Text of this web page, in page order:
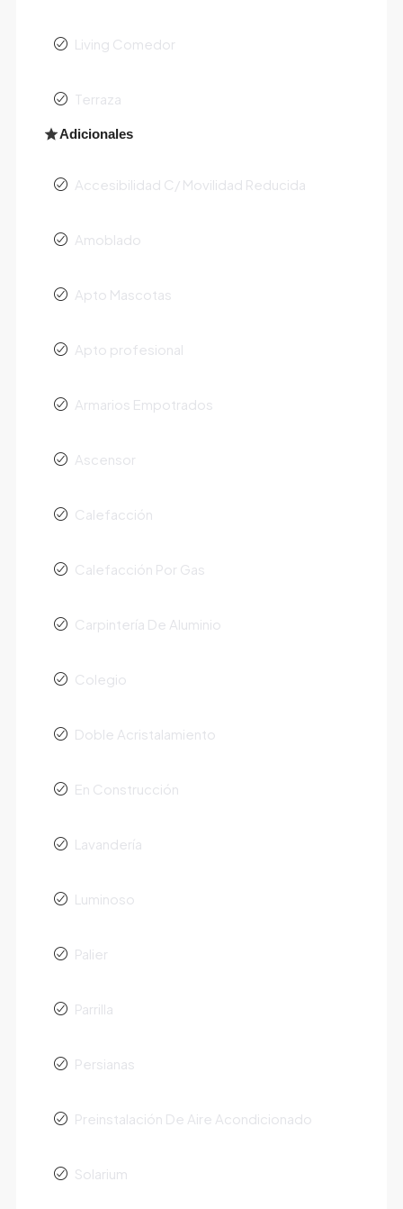
Living Comedor
Terraza
Adicionales
Accesibilidad C/ Movilidad Reducida
Amoblado
Apto Mascotas
Apto profesional
Armarios Empotrados
Ascensor
Calefacción
Calefacción Por Gas
Carpintería De Aluminio
Colegio
Doble Acristalamiento
En Construcción
Lavandería
Luminoso
Palier
Parrilla
Persianas
Preinstalación De Aire Acondicionado
Solarium